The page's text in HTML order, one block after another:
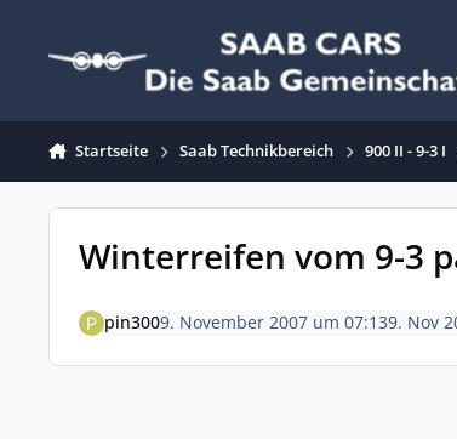
Startseite Saab Technikbereich 900 II - 9-3 I
Winterreifen vom 9-3
pin3009. November 2007 um 07:139. Nov